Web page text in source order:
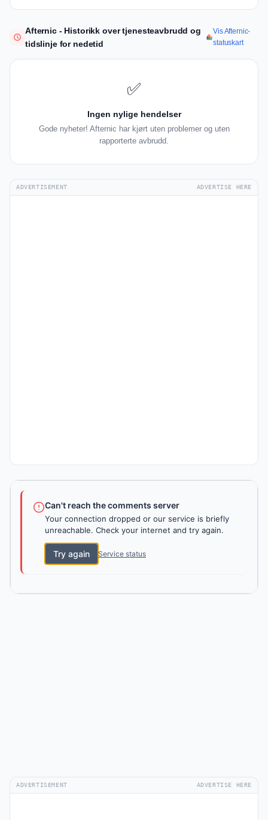
Afternic - Historikk over tjenesteavbrudd og
tidslinje for nedetid
Vis Afternic-
statuskart
✅
Ingen nylige hendelser
Gode nyheter! Afternic har kjørt uten problemer og uten
rapporterte avbrudd.
ADVERTISEMENT ADVERTISE HERE
Can't reach the comments server
Your connection dropped or our service is briefly
unreachable. Check your internet and try again.
Try again Service status
ADVERTISEMENT ADVERTISE HERE